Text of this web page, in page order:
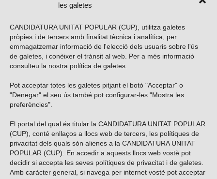
les galetes
CANDIDATURA UNITAT POPULAR (CUP), utilitza galetes
pròpies i de tercers amb finalitat tècnica i analítica, per
emmagatzemar informació de l'elecció dels usuaris sobre l'ús
de galetes, i conèixer el trànsit al web. Per a més informació
consulteu la nostra política de galetes
Pot acceptar totes les galetes pitjant el botó "Acceptar" o
"Denegar" el seu ús també pot configurar-les "Mostra les
preferències".
El portal del qual és titular la CANDIDATURA UNITAT POPULAR
(CUP), conté enllaços a llocs web de tercers, les polítiques de
privacitat dels quals són alienes a la CANDIDATURA UNITAT
POPULAR (CUP). En accedir a aquests llocs web vostè pot
decidir si accepta les seves polítiques de privacitat i de galetes.
Amb caràcter general, si navega per internet vostè pot acceptar
Vols subscriure’t al nostre butlletí?
ENVIAR
Troba’ns a les xarxes socials